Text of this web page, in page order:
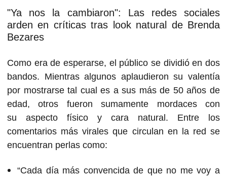
"Ya nos la cambiaron": Las redes sociales
arden en críticas tras look natural de Brenda
Bezares
Como era de esperarse, el público se dividió en dos
bandos. Mientras algunos aplaudieron su valentía
por mostrarse tal cual es a sus más de 50 años de
edad, otros fueron sumamente mordaces con
su aspecto físico y cara natural. Entre los
comentarios más virales que circulan en la red se
encuentran perlas como:
“Cada día más convencida de que no me voy a